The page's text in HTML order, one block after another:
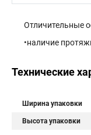
Отличительные
•наличие
Технические
Ширина упаковки
Высота упаковки